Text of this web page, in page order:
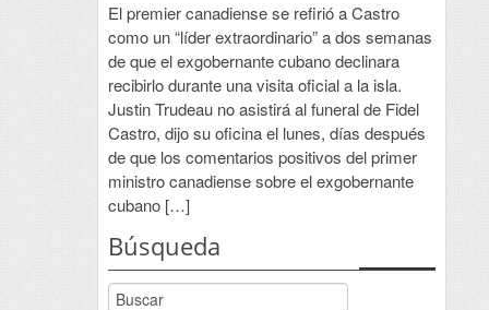
El premier canadiense se refirió a Castro
como un “líder extraordinario” a dos semanas
de que el exgobernante cubano declinara
recibirlo durante una visita oficial a la isla.
Justin Trudeau no asistirá al funeral de Fidel
Castro, dijo su oficina el lunes, días después
de que los comentarios positivos del primer
ministro canadiense sobre el exgobernante
cubano […]
Búsqueda